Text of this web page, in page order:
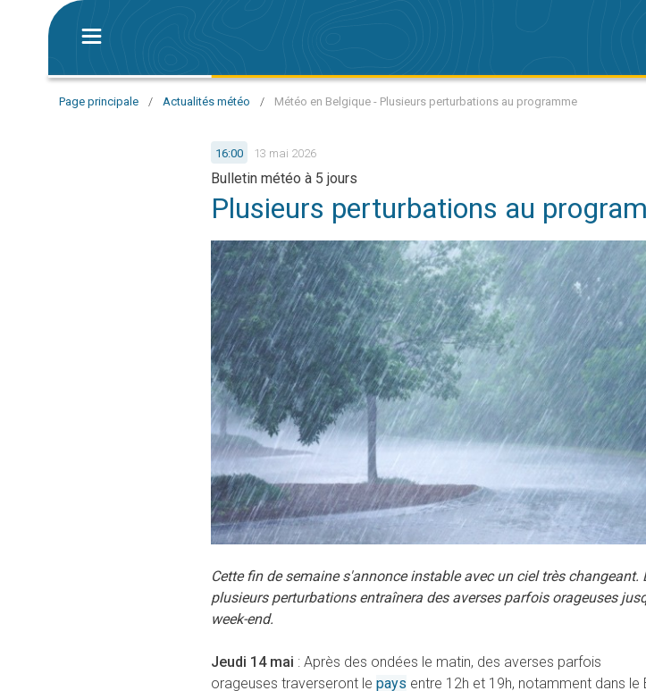
Page principale / Actualités météo / Météo en Belgique - Plusieurs perturbations au programme
16:00 13 mai 2026
Bulletin météo à 5 jours
Plusieurs perturbations au
Cette fin de semaine s'annonce instable avec un ciel très changeant.
plusieurs perturbations entraînera des averses parfois orageuses
week-end.
Jeudi 14 mai : Après des ondées le matin, des averses parfois
orageuses traverseront le pays entre 12h et 19h, notamment dans le